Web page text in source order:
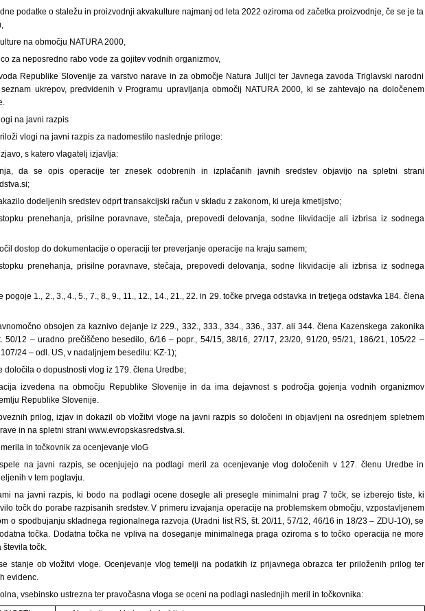
podatke o staležu in proizvodnji akvakulture najmanj od leta 2022 oziroma od začetka proizvodnje, če se je ta
na območju NATURA 2000,
za neposredno rabo vode za gojitev vodnih organizmov,
Republike Slovenije za varstvo narave in za območje Natura Julijci ter Javnega zavoda Triglavski narodni
ukrepov, predvidenih v Programu upravljanja območij NATURA 2000, ki se zahtevajo na določenem
na javni razpis
vlogi na javni razpis za nadomestilo naslednje priloge:
s katero vlagatelj izjavlja:
da se opis operacije ter znesek odobrenih in izplačanih javnih sredstev objavijo na spletni strani
dodeljenih sredstev odprt transakcijski račun v skladu z zakonom, ki ureja kmetijstvo;
prenehanja, prisilne poravnave, stečaja, prepovedi delovanja, sodne likvidacije ali izbrisa iz sodnega
dostop do dokumentacije o operaciji ter preverjanje operacije na kraju samem;
prenehanja, prisilne poravnave, stečaja, prepovedi delovanja, sodne likvidacije ali izbrisa iz sodnega
pogoje 1., 2., 3., 4., 5., 7., 8., 9., 11., 12., 14., 21., 22. in 29. točke prvega odstavka in tretjega odstavka 184. člena
obsojen za kaznivo dejanje iz 229., 332., 333., 334., 336., 337. ali 344. člena Kazenskega zakonika
50/12 – uradno prečiščeno besedilo, 6/16 – popr., 54/15, 38/16, 27/17, 23/20, 91/20, 95/21, 186/21, 105/22 –
24 – odl. US, v nadaljnjem besedilu: KZ-1);
določila o dopustnosti vlog iz 179. člena Uredbe;
izvedena na območju Republike Slovenije in da ima dejavnost s področja gojenja vodnih organizmov
Republike Slovenije.
prilog, izjav in dokazil ob vložitvi vloge na javni razpis so določeni in objavljeni na osrednjem spletnem
in na spletni strani www.evropskasredstva.si.
in točkovnik za ocenjevanje vloG
na javni razpis, se ocenjujejo na podlagi meril za ocenjevanje vlog določenih v 127. členu Uredbe in
v tem poglavju.
na javni razpis, ki bodo na podlagi ocene dosegle ali presegle minimalni prag 7 točk, se izberejo tiste, ki
točk do porabe razpisanih sredstev. V primeru izvajanja operacije na problemskem območju, vzpostavljenem
o spodbujanju skladnega regionalnega razvoja (Uradni list RS, št. 20/11, 57/12, 46/16 in 18/23 – ZDU-1O), se
točka. Dodatna točka ne vpliva na doseganje minimalnega praga oziroma s to točko operacija ne more
števila točk.
stanje ob vložitvi vloge. Ocenjevanje vlog temelji na podatkih iz prijavnega obrazca ter priloženih prilog ter
evidenc.
vsebinsko ustrezna ter pravočasna vloga se oceni na podlagi naslednjih meril in točkovnika: